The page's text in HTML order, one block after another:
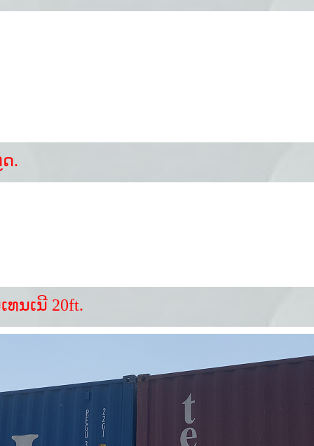
.
ນເນີ 20ft.